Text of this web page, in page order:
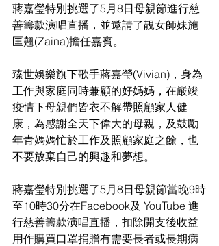
蔣嘉瑩特別挑選了5月8日母親節進行慈
善籌款演唱直播，並邀請了靚女師妹施
匡翹(Zaina)擔任嘉賓。
臻世娛樂旗下歌手蔣嘉瑩(Vivian)，身為
工作與家庭同時兼顧的好媽媽，在嚴竣
疫情下母親們皆衣不解帶照顧家人健
康，為感謝全天下偉大的母親，及鼓勵
年青媽媽忙於工作及照顧家庭之餘，也
不要放棄自己的興趣和夢想。
蔣嘉瑩特別挑選了5月8日母親節當晚9時
至10時30分在Facebook及 YouTube 進
行慈善籌款演唱直播，扣除開支後收益
用作購買口罩捐贈有需要長者或長期病